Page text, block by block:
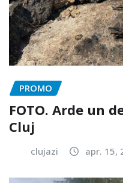
PROMO
FOTO. Arde un
Cluj
clujazi apr. 15,